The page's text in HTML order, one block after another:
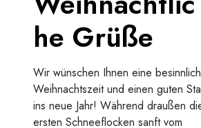
c
h
e
G
r
he Grüße
Wir wünschen Ihnen eine
Weihnachtszeit und einen guten
ins neue Jahr! Während draußen
ersten Schneeflocken sanft vom